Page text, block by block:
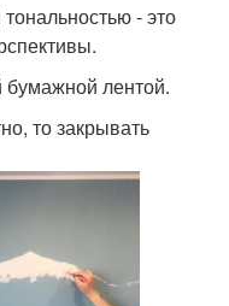
- это
лентой.
то закрывать